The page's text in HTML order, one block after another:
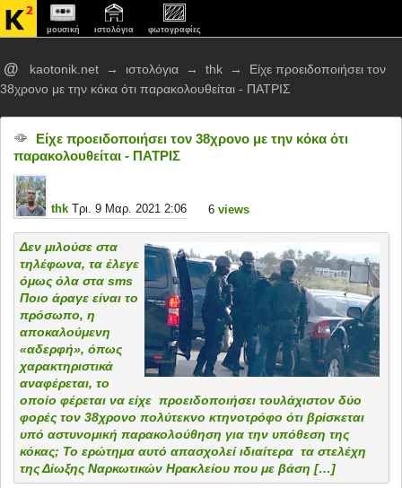
μουσική ιστολόγια φωτογραφίες
@ kaotonik.net → ιστολόγια → thk →
Είχε προειδοποιήσει τον
38χρονο με την κόκα ότι παρακολουθείται - ΠΑΤΡΙΣ
Είχε προειδοποιήσει τον 38χρονο με την κόκα ότι
παρακολουθείται - ΠΑΤΡΙΣ
thk Τρι. 9 Μαρ. 2021 2:06 6 views
Δεν μιλούσε στα
τηλέφωνα, τα έλεγε
όμως όλα στα sms
Ποιο άραγε είναι το
πρόσωπο, η
αποκαλούμενη
«αδερφή», όπως
χαρακτηριστικά
αναφέρεται, το
οποίο φέρεται να είχε προειδοποιήσει τουλάχιστον δύο
φορές τον 38χρονο πολύτεκνο κτηνοτρόφο ότι βρίσκεται
υπό αστυνομική παρακολούθηση για την υπόθεση της
κόκας; Το ερώτημα αυτό απασχολεί ιδιαίτερα τα στελέχη
της Δίωξης Ναρκωτικών Ηρακλείου που με βάση […]